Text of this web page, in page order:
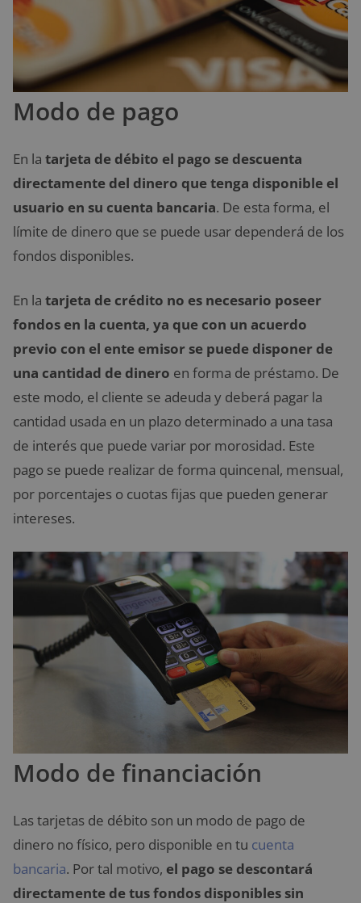
Modo de pago
En la tarjeta de débito el pago se descuenta
directamente del dinero que tenga disponible el
usuario en su cuenta bancaria. De esta forma, el
límite de dinero que se puede usar dependerá de los
fondos disponibles.
En la tarjeta de crédito no es necesario poseer
fondos en la cuenta, ya que con un acuerdo
previo con el ente emisor se puede disponer de
una cantidad de dinero en forma de préstamo. De
este modo, el cliente se adeuda y deberá pagar la
cantidad usada en un plazo determinado a una tasa
de interés que puede variar por morosidad. Este
pago se puede realizar de forma quincenal, mensual,
por porcentajes o cuotas fijas que pueden generar
intereses.
Modo de financiación
Las tarjetas de débito son un modo de pago de
dinero no físico, pero disponible en tu cuenta
bancaria. Por tal motivo, el pago se descontará
directamente de tus fondos disponibles sin